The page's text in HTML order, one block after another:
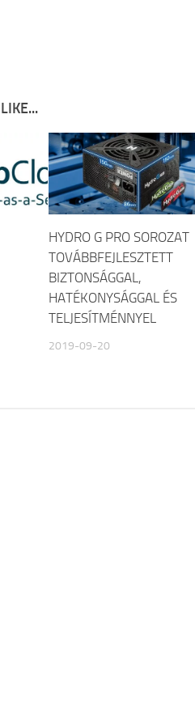
HYDRO G PRO SOROZAT
TOVÁBBFEJLESZTETT
BIZTONSÁGGAL,
HATÉKONYSÁGGAL ÉS
TELJESÍTMÉNNYEL
2019-09-20